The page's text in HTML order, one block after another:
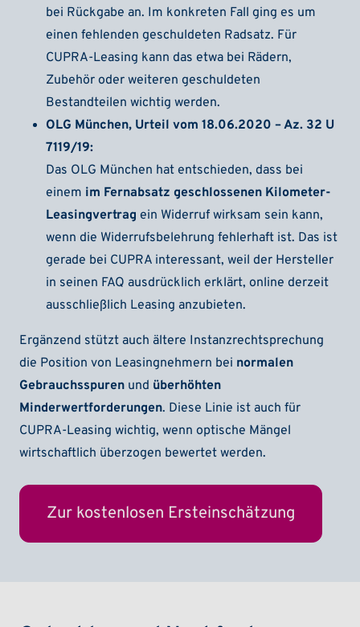
bei Rückgabe an. Im konkreten Fall ging es um
einen fehlenden geschuldeten Radsatz. Für
CUPRA-Leasing kann das etwa bei Rädern,
Zubehör oder weiteren geschuldeten
Bestandteilen wichtig werden.
OLG München, Urteil vom 18.06.2020 – Az. 32 U
7119/19:
Das OLG München hat entschieden, dass bei
einem im Fernabsatz geschlossenen Kilometer-
Leasingvertrag ein Widerruf wirksam sein kann,
wenn die Widerrufsbelehrung fehlerhaft ist. Das ist
gerade bei CUPRA interessant, weil der Hersteller
in seinen FAQ ausdrücklich erklärt, online derzeit
ausschließlich Leasing anzubieten.
Ergänzend stützt auch ältere Instanzrechtsprechung
die Position von Leasingnehmern bei normalen
Gebrauchsspuren und überhöhten
Minderwertforderungen. Diese Linie ist auch für
CUPRA-Leasing wichtig, wenn optische Mängel
wirtschaftlich überzogen bewertet werden.
Zur kostenlosen Ersteinschätzung